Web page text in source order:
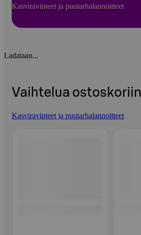
Kasviravinteet ja puutarhalannoitteet
Ladataan...
Vaihtelua ostoskoriin
Kasviravinteet ja puutarhalannoitteet